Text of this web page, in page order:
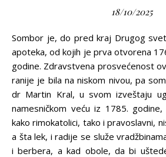
18/10/2025
Sombor je, do pred kraj Drugog svetskog rata, imao šest
apoteka, od kojih je prva otvorena
godine. Zdravstvena prosvećenost
ranije je bila na niskom nivou, pa
dr Martin Kral, u svom izveštaju
namesničkom veću iz 1785.
kako rimokatolici, tako i pravoslavni,
a šta lek, i radije se služe
i berbera, a kad obole, da bi